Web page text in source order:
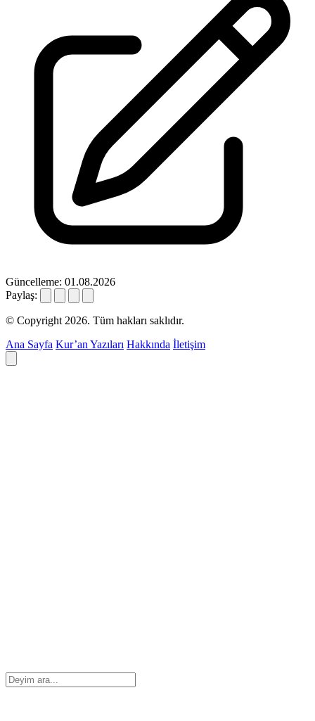
Güncelleme: 01.08.2026
Paylaş:
© Copyright 2026. Tüm hakları saklıdır.
Ana Sayfa Kur’an Yazıları Hakkında İletişim